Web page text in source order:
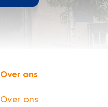
Over ons
Over ons